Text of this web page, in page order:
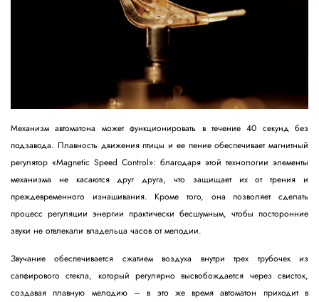
Механизм автоматона может функционировать в течение 40 секунд без
подзавода. Плавность движения птицы и ее пение обеспечивает магнитный
регулятор «Magnetic Speed Control»: благодаря этой технологии элементы
механизма не касаются друг друга, что защищает их от трения и
преждевременного изнашивания. Кроме того, она позволяет сделать
процесс регуляции энергии практически бесшумным, чтобы посторонние
звуки не отвлекали владельца часов от мелодии.
Звучание обеспечивается сжатием воздуха внутри трех трубочек из
сапфирового стекла, который регулярно высвобождается через свисток,
создавая плавную мелодию – в это же время автоматон приходит в